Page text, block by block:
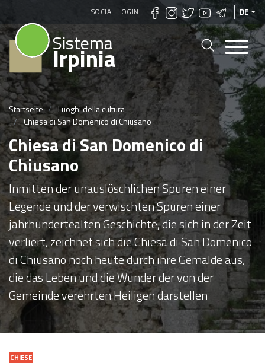
Direkt
zum
SOCIAL LOGIN DE
Sistema
Irpinia
Startseite
Luoghi della cultura
Chiesa di San Domenico di Chiusano
Chiesa di San Domenico di
Chiusano
Inmitten der unauslöschlichen Spuren einer
Legende und der verwischten Spuren einer
jahrhundertealten Geschichte, die sich in der Zeit
verliert, zeichnet sich die Chiesa di San Domenico
di Chiusano noch heute durch ihre Gemälde aus,
die das Leben und die Wunder der von der
Gemeinde verehrten Heiligen darstellen
CHIESE